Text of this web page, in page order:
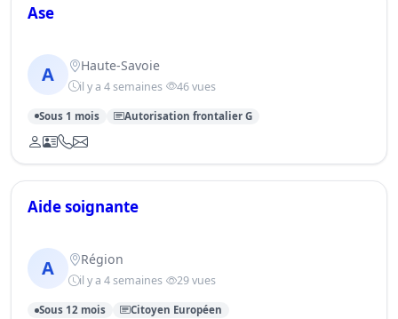
Ase
A Haute-Savoie
il y a 4 semaines 46 vues
Sous 1 mois Autorisation frontalier G
Aide soignante
A Région
il y a 4 semaines 29 vues
Sous 12 mois Citoyen Européen